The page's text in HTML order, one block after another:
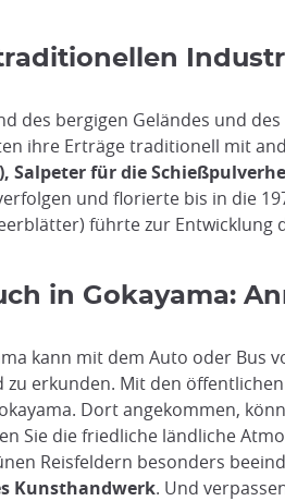
des bergigen Geländes und
ihre Erträge traditionell mit
Salpeter für die
und florierte bis in die
führte zur Entwicklung
in Gokayama:
kann mit dem Auto oder Bus
zu erkunden. Mit den
Dort angekommen,
Sie die friedliche ländliche
Reisfeldern besonders
Kunsthandwerk. Und